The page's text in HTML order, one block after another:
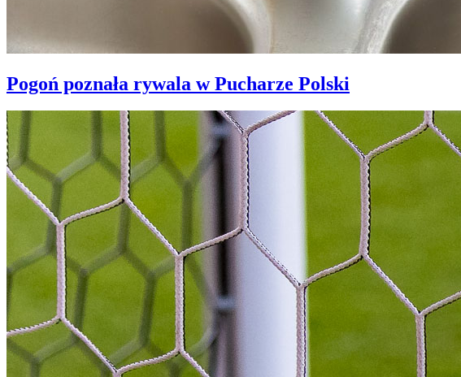
Pogoń poznała rywala w Pucharze Polski